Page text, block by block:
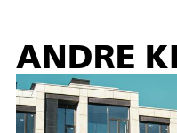
ANDRE